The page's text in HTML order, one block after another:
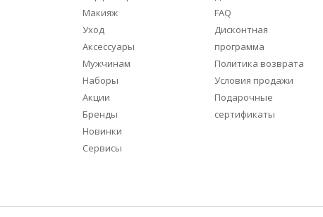
Макияж
Уход
Аксессуары
Мужчинам
Наборы
Акции
Бренды
Новинки
Сервисы
FAQ
Дисконтная
программа
Политика возврата
Условия продажи
Подарочные
сертификаты